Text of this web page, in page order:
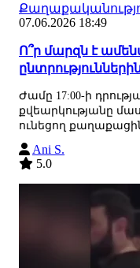
07.06.2026 18:49
Ո՞ր մարզն է
Ժամը 17:00-ի
քվեարկությանը
ունեցող
Ani S.
5.0